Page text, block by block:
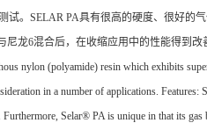
。SELAR PA具有很高的硬度、很好的
龙6混合后，在收缩应用中的性能得到
(polyamide) resin which exhibits
in a number of applications.
Selar® PA is unique in that its